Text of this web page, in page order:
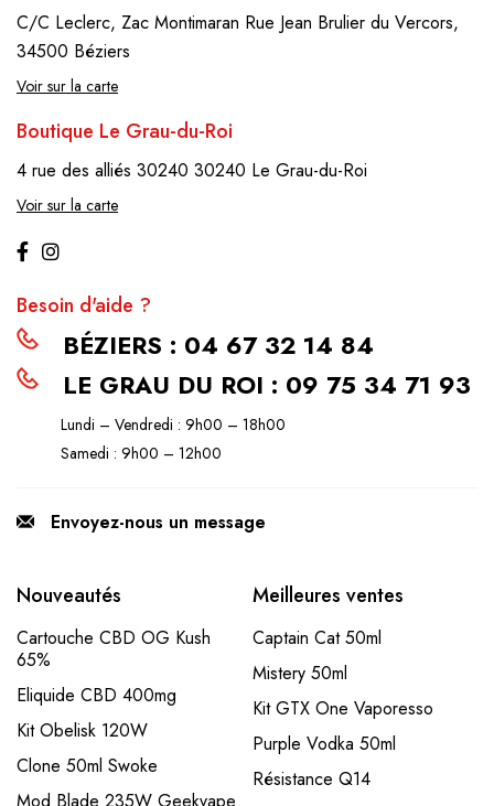
C/C Leclerc, Zac Montimaran Rue Jean Brulier du Vercors,
34500 Béziers
Voir sur la carte
Boutique Le Grau-du-Roi
4 rue des alliés 30240 30240 Le Grau-du-Roi
Voir sur la carte
Besoin d'aide ?
BÉZIERS : 04 67 32 14 84
LE GRAU DU ROI : 09 75 34 71 93
Lundi – Vendredi : 9h00 – 18h00
Samedi : 9h00 – 12h00
Envoyez-nous un message
Nouveautés
Cartouche CBD OG Kush
65%
Eliquide CBD 400mg
Kit Obelisk 120W
Clone 50ml Swoke
Meilleures ventes
Captain Cat 50ml
Mistery 50ml
Kit GTX One Vaporesso
Purple Vodka 50ml
Résistance Q14